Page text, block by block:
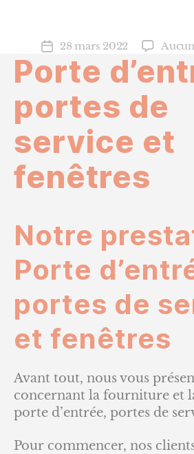
Date
l’article
28 mars 2022
Porte
portes de
service et
fenêtres
Notre
Porte
portes de
et fenêtres
Avant tout, nous vous
concernant la fourniture et
porte d’entrée, portes de
Pour commencer, nos